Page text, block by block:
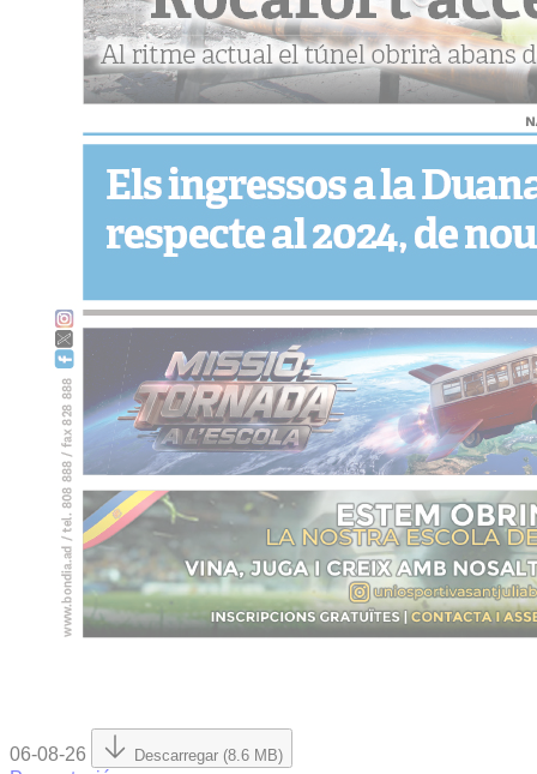
06-08-26 Descarregar (8.6 MB)